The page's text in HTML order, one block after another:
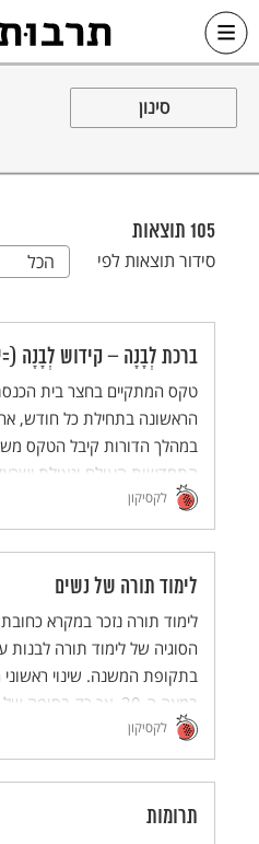
כל האתר
סינון
105 תוצאות
סידור תוצאות לפי
הכל
ברכת לְבָנָה – קידוש לְבָנָה
טקס המתקיים בחצר בית
הראשונה בתחילת כל חודש,
במהלך הדורות קיבל הטקס
התחדשות העולם וגאולת
לקסיקון
לימוד תורה של נשים
לימוד תורה נזכר במקרא
הסוגיה של לימוד תורה לבנות
בתקופת המשנה. שינוי
במאה ה-20, אך רק
ישראל התרחש מפנה של ממש
נשים.
לקסיקון
תרומות